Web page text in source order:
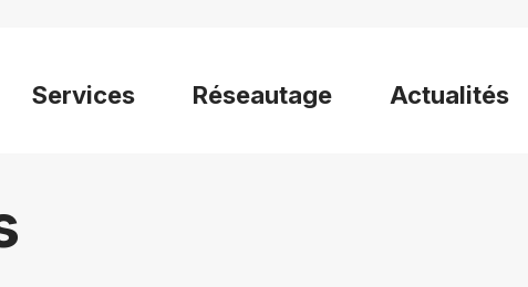
Services Réseautage Actualités